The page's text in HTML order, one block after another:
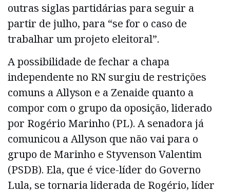
outras siglas partidárias para seguir a
partir de julho, para “se for o caso de
trabalhar um projeto eleitoral”.
A possibilidade de fechar a chapa
independente no RN surgiu de restrições
comuns a Allyson e a Zenaide quanto a
compor com o grupo da oposição, liderado
por Rogério Marinho (PL). A senadora já
comunicou a Allyson que não vai para o
grupo de Marinho e Styvenson Valentim
(PSDB). Ela, que é vice-líder do Governo
Lula, se tornaria liderada de Rogério, líder